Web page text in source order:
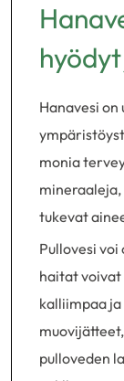
Hanavesi on
monia
tukevat
Pullovesi
haitat voivat
kalliimpaa
pulloveden